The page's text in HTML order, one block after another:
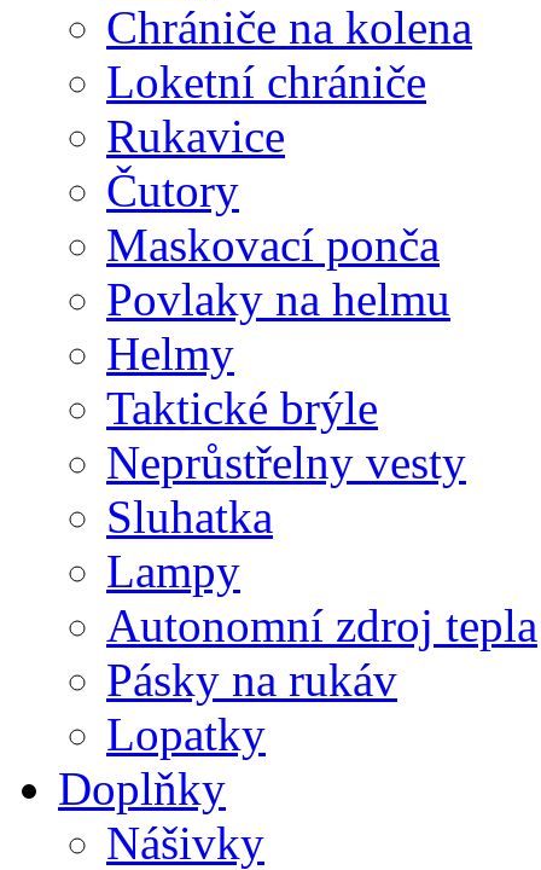
Chrániče na kolena
Loketní chrániče
Rukavice
Čutory
Maskovací ponča
Povlaky na helmu
Helmy
Taktické brýle
Neprůstřelny vesty
Sluhatka
Lampy
Autonomní zdroj tepla
Pásky na rukáv
Lopatky
Doplňky
Nášivky